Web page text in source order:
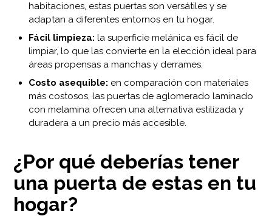
habitaciones, estas puertas son versátiles y se
adaptan a diferentes entornos en tu hogar.
Fácil limpieza: la superficie melánica es fácil de
limpiar, lo que las convierte en la elección ideal para
áreas propensas a manchas y derrames.
Costo asequible: en comparación con materiales
más costosos, las puertas de aglomerado laminado
con melamina ofrecen una alternativa estilizada y
duradera a un precio más accesible.
¿Por qué deberías tener
una puerta de estas en tu
hogar?